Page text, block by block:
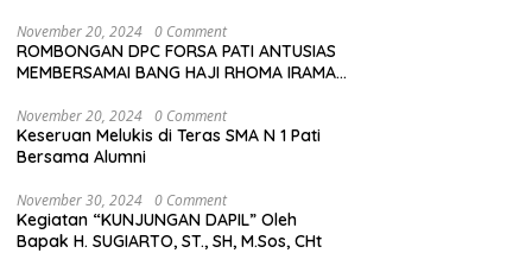
November 20, 2024 0 Comment
ROMBONGAN DPC FORSA PATI ANTUSIAS
MEMBERSAMAI BANG HAJI RHOMA IRAMA
November 20, 2024 0 Comment
Keseruan Melukis di Teras SMA N 1 Pati
Bersama Alumni
November 30, 2024 0 Comment
Kegiatan “KUNJUNGAN DAPIL” Oleh
Bapak H. SUGIARTO, ST., SH, M.Sos, CHt